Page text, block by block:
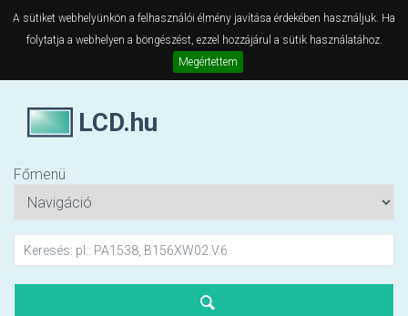
A sütiket webhelyünkön a felhasználói élmény javítása érdekében használjuk. Ha
folytatja a webhelyen a böngészést, ezzel hozzájárul a sütik használatához.
Megértettem
LCD.hu
Főmenü